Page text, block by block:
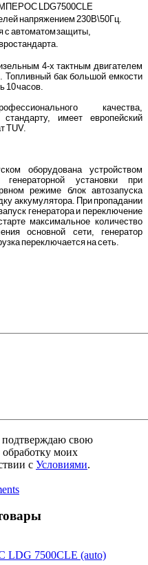
LDG7500CLE
напряжением 230В\50Гц.
с автоматом защиты,
4-х тактным двигателем
Топливный бак большой емкости
10 часов.
качества,
имеет европейский
TUV.
оборудована устройством
генераторной установки при
режиме блок автозапуска
аккумулятора. При пропадании
генератора и переключение
максимальное количество
основной сети, генератор
переключается на сеть.
свою
обработку моих
с Условиями.
LDG 7500CLE (auto)